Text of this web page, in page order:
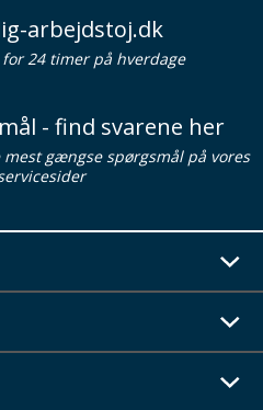
arbejdstoj.dk
24 timer på hverdage
- find svarene her
gængse spørgsmål på vores